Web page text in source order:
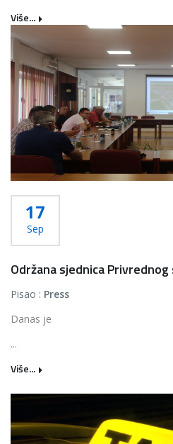
Više...
17
Sep
Održana sjednica
Pisao : Press
Danas je
...
Više...